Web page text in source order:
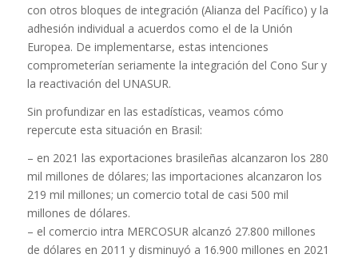
con otros bloques de integración (Alianza del Pacífico) y la
adhesión individual a acuerdos como el de la Unión
Europea. De implementarse, estas intenciones
comprometerían seriamente la integración del Cono Sur y
la reactivación del UNASUR.
Sin profundizar en las estadísticas, veamos cómo
repercute esta situación en Brasil:
– en 2021 las exportaciones brasileñas alcanzaron los 280
mil millones de dólares; las importaciones alcanzaron los
219 mil millones; un comercio total de casi 500 mil
millones de dólares.
– el comercio intra MERCOSUR alcanzó 27.800 millones
de dólares en 2011 y disminuyó a 16.900 millones en 2021